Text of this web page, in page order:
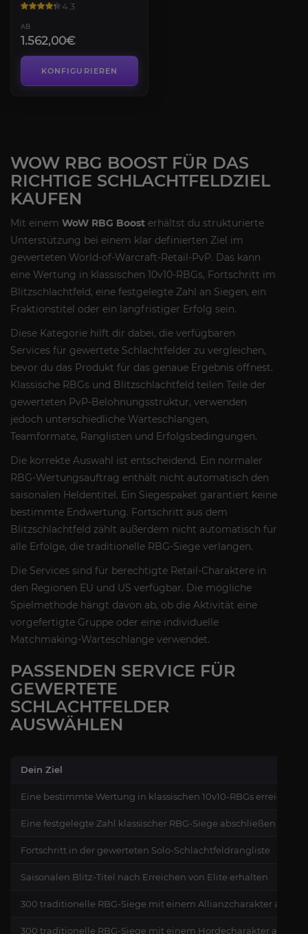
4.3
AB
1.562,00€
KONFIGURIEREN
WOW RBG BOOST FÜR DAS
RICHTIGE SCHLACHTFELDZIEL
KAUFEN
Mit einem WoW RBG Boost erhältst du strukturierte
Unterstützung bei einem klar definierten Ziel im
gewerteten World-of-Warcraft-Retail-PvP. Das kann
eine Wertung in klassischen 10v10-RBGs, Fortschritt im
Blitzschlachtfeld, eine festgelegte Zahl an Siegen, ein
Fraktionstitel oder ein langfristiger Erfolg sein.
Diese Kategorie hilft dir dabei, die verfügbaren
Services für gewertete Schlachtfelder zu vergleichen,
bevor du das Produkt für das genaue Ergebnis öffnest.
Klassische RBGs und Blitzschlachtfeld teilen Teile der
gewerteten PvP-Belohnungsstruktur, verwenden
jedoch unterschiedliche Warteschlangen,
Teamformate, Ranglisten und Erfolgsbedingungen.
Die korrekte Auswahl ist entscheidend. Ein normaler
RBG-Wertungsauftrag enthält nicht automatisch den
saisonalen Heldentitel. Ein Siegespaket garantiert keine
bestimmte Endwertung. Fortschritt aus dem
Blitzschlachtfeld zählt außerdem nicht automatisch für
alle Erfolge, die traditionelle RBG-Siege verlangen.
Die Services sind für berechtigte Retail-Charaktere in
den Regionen EU und US verfügbar. Die mögliche
Spielmethode hängt davon ab, ob die Aktivität eine
vorgefertigte Gruppe oder eine individuelle
Matchmaking-Warteschlange verwendet.
PASSENDEN SERVICE FÜR
GEWERTETE
SCHLACHTFELDER
AUSWÄHLEN
Dein Ziel
Eine bestimmte Wertung in klassischen 10v10-RBGs erreichen
Eine festgelegte Zahl klassischer RBG-Siege abschließen
Fortschritt in der gewerteten Solo-Schlachtfeldrangliste
Saisonalen Blitz-Titel nach Erreichen von Elite erhalten
300 traditionelle RBG-Siege mit einem Allianzcharakter
300 traditionelle RBG-Siege mit einem Hordecharakter